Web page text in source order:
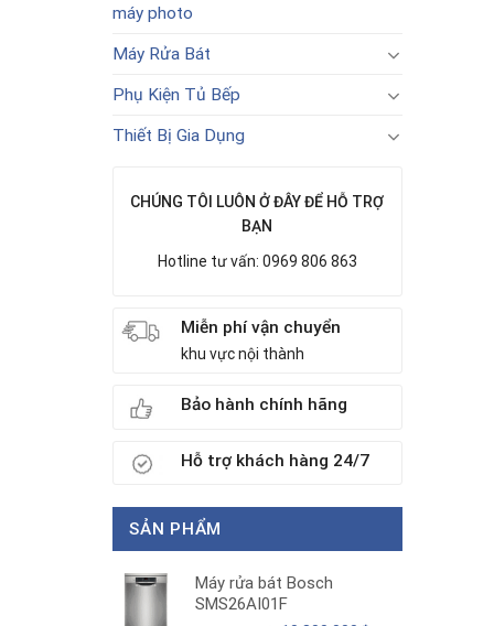
máy photo
Máy Rửa Bát
Phụ Kiện Tủ Bếp
Thiết Bị Gia Dụng
CHÚNG TÔI LUÔN Ở ĐÂY ĐỂ HỖ TRỢ
BẠN
Hotline tư vấn: 0969 806 863
Miễn phí vận chuyển
khu vực nội thành
Bảo hành chính hãng
Hỗ trợ khách hàng 24/7
SẢN PHẨM
Máy rửa bát Bosch
SMS26AI01F